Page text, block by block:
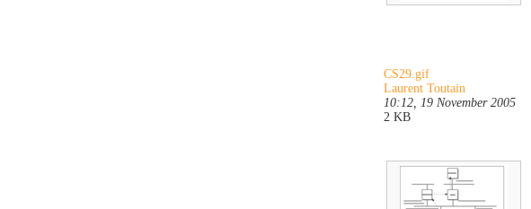
CS29.gif
Laurent Toutain
10:12, 19 November 2005
2 KB